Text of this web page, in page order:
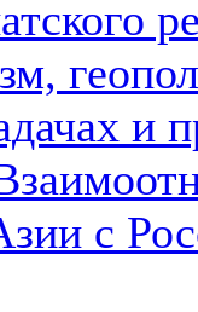
и
с